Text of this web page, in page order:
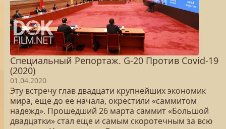
Специальный Репортаж. G-20 Против Covid-19
(2020)
01.04.2020
Эту встречу глав двадцати крупнейших экономик
мира, еще до ее начала, окрестили «саммитом
надежд». Прошедший 26 марта саммит «Большой
двадцатки» стал еще и самым скоротечным за всю